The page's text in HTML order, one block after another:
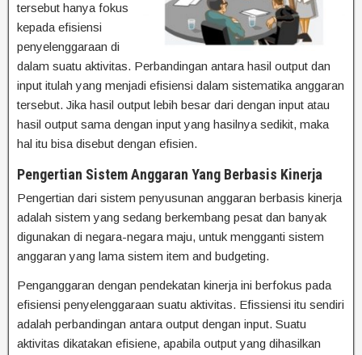
tersebut hanya fokus
kepada efisiensi
penyelenggaraan di
dalam suatu aktivitas. Perbandingan antara hasil output dan
input itulah yang menjadi efisiensi dalam sistematika anggaran
tersebut. Jika hasil output lebih besar dari dengan input atau
hasil output sama dengan input yang hasilnya sedikit, maka
hal itu bisa disebut dengan efisien.
Pengertian Sistem Anggaran Yang Berbasis Kinerja
Pengertian dari sistem penyusunan anggaran berbasis kinerja
adalah sistem yang sedang berkembang pesat dan banyak
digunakan di negara-negara maju, untuk mengganti sistem
anggaran yang lama sistem item and budgeting.
Penganggaran dengan pendekatan kinerja ini berfokus pada
efisiensi penyelenggaraan suatu aktivitas. Efissiensi itu sendiri
adalah perbandingan antara output dengan input. Suatu
aktivitas dikatakan efisiene, apabila output yang dihasilkan